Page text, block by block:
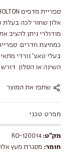
אלון שחור לכה
מודולרי ניתן להציב
בעלי טאצ' נורדי
השינה או הסלון.
שתפו את המוצר
מפרט טכני
מק"ט:
חומר: מסגרת מעץ